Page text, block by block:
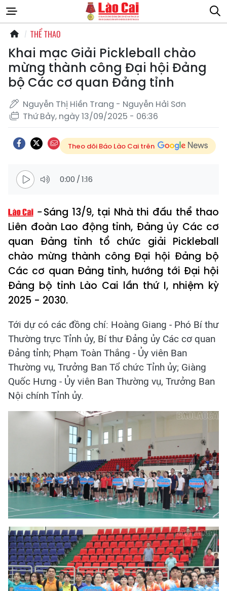
THỂ THAO
Khai mạc Giải Pickleball chào
mừng thành công Đại hội Đảng
bộ Các cơ quan Đảng tỉnh
Nguyễn Thị Hiền Trang - Nguyễn Hải Sơn
Thứ Bảy, ngày 13/09/2025 - 06:36
Theo dõi Báo Lào Cai trên
0:00 /1:16
Sáng 13/9, tại Nhà thi đấu thể thao
Liên đoàn Lao động tỉnh, Đảng ủy Các cơ
quan Đảng tỉnh tổ chức giải Pickleball
chào mừng thành công Đại hội Đảng bộ
Các cơ quan Đảng tỉnh, hướng tới Đại hội
Đảng bộ tỉnh Lào Cai lần thứ I, nhiệm kỳ
2025 - 2030.
Tới dự có các đồng chí: Hoàng Giang - Phó Bí thư
Thường trực Tỉnh ủy, Bí thư Đảng ủy Các cơ quan
Đảng tỉnh; Phạm Toàn Thắng - Ủy viên Ban
Thường vụ, Trưởng Ban Tổ chức Tỉnh ủy; Giàng
Quốc Hưng - Ủy viên Ban Thường vụ, Trưởng Ban
Nội chính Tỉnh ủy.